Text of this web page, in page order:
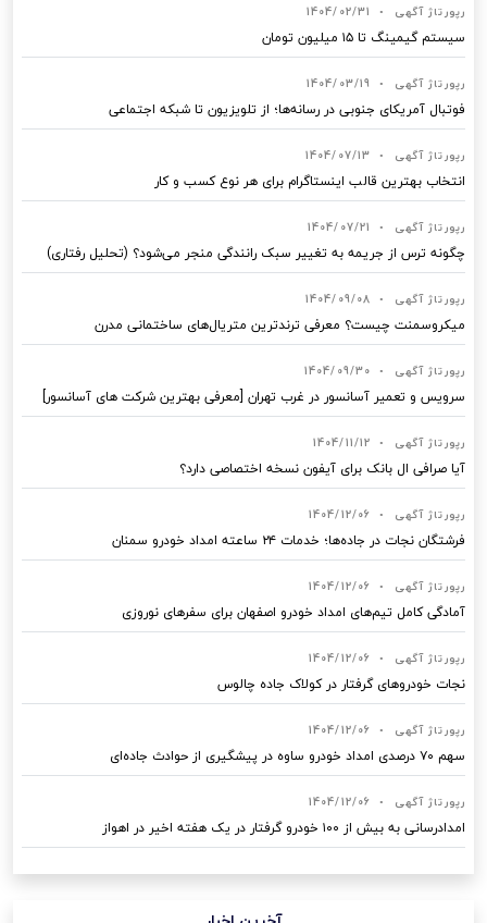
رپورتاژ آگهی •
1404/02/31
سیستم گیمینگ تا ۱۵ میلیون تومان
رپورتاژ آگهی •
1404/03/19
فوتبال آمریکای جنوبی در رسانه‌ها؛ از تلویزیون تا شبکه اجتماعی
رپورتاژ آگهی •
1404/07/13
انتخاب بهترین قالب‌ اینستاگرام برای هر نوع کسب‌ و کار
رپورتاژ آگهی •
1404/07/21
چگونه ترس از جریمه به تغییر سبک رانندگی منجر می‌شود؟ (تحلیل رفتاری)
رپورتاژ آگهی •
1404/09/08
میکروسمنت چیست؟ معرفی ترندترین متریال‌های ساختمانی مدرن
رپورتاژ آگهی •
1404/09/30
سرویس و تعمیر آسانسور در غرب تهران [معرفی بهترین شرکت های آسانسور]
رپورتاژ آگهی •
1404/11/12
آیا صرافی ال بانک برای آیفون نسخه اختصاصی دارد؟
رپورتاژ آگهی •
1404/12/06
فرشتگان نجات در جاده‌ها؛ خدمات ۲۴ ساعته امداد خودرو سمنان
رپورتاژ آگهی •
1404/12/06
آمادگی کامل تیم‌های امداد خودرو اصفهان برای سفرهای نوروزی
رپورتاژ آگهی •
1404/12/06
نجات خودروهای گرفتار در کولاک جاده چالوس
رپورتاژ آگهی •
1404/12/06
سهم ۷۰ درصدی امداد خودرو ساوه در پیشگیری از حوادث جاده‌ای
رپورتاژ آگهی •
1404/12/06
امدادرسانی به بیش از ۱۰۰ خودرو گرفتار در یک هفته اخیر در اهواز